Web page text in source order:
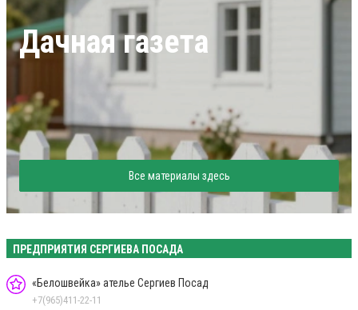
Дачная газета
Все материалы здесь
ПРЕДПРИЯТИЯ СЕРГИЕВА ПОСАДА
«Белошвейка» ателье Сергиев Посад
+7(965)411-22-11